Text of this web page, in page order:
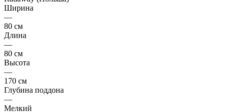
Ширина
—
80 см
Длина
—
80 см
Высота
—
170 см
Глубина поддона
—
Мелкий